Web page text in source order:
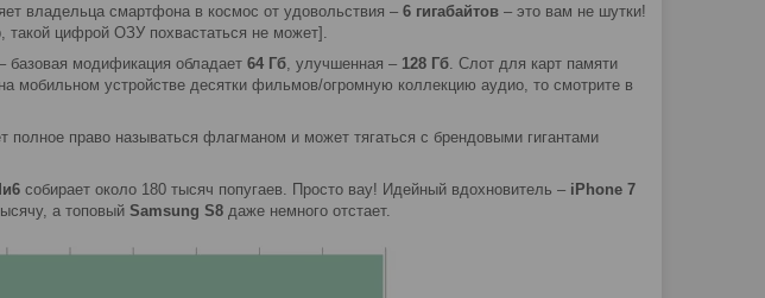
владельца смартфона в космос от удовольствия – 6 гигабайтов – это вам не шутки!
такой цифрой ОЗУ похвастаться не может].
базовая модификация обладает 64 Гб, улучшенная – 128 Гб. Слот для карт памяти
мобильном устройстве десятки фильмов/огромную коллекцию аудио, то смотрите в
право называться флагманом и может тягаться с брендовыми гигантами
собирает около 180 тысяч попугаев. Просто вау! Идейный вдохновитель – iPhone 7
а топовый Samsung S8 даже немного отстает.